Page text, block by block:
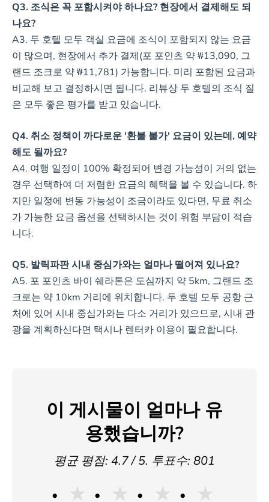
Q3. 조식은 꼭 포함시켜야 하나요? 현장에서 결제해도 되
나요?
A3. 두 호텔 모두 객실 요금에 조식이 포함되지 않는 요금
이 많으며, 현장에서 추가 결제(포 포인츠 약 ₩13,090, 그
랜드 조크로 약 ₩11,781) 가능합니다. 미리 포함된 요금과
비교해 보고 결정하시면 됩니다. 리뷰상 두 호텔의 조식 질
은 모두 좋은 평가를 받고 있습니다.
Q4. 취소 정책이 까다로운 '환불 불가' 요금이 있는데, 예약
해도 될까요?
A4. 여행 일정이 100% 확정되어 변경 가능성이 거의 없는
경우 선택하여 더 저렴한 요금의 혜택을 볼 수 있습니다. 하
지만 일정에 변동 가능성이 조금이라도 있다면, 무료 취소
가 가능한 요금 옵션을 선택하시는 것이 위험 부담이 적습
니다.
Q5. 발릭파판 시내 중심가와는 얼마나 떨어져 있나요?
A5. 포 포인츠 바이 쉐라톤은 도심까지 약 5km, 그랜드 조
크로는 약 10km 거리에 위치합니다. 두 호텔 모두 공항 근
처에 있어 시내 중심가와는 다소 거리가 있으므로, 시내 관
광을 계획하신다면 택시나 렌터카 이용이 필요합니다.
이 게시물이 얼마나 유
용했습니까?
평균 평점: 4.7/ 5. 투표수: 801
★ ★ ★ ★